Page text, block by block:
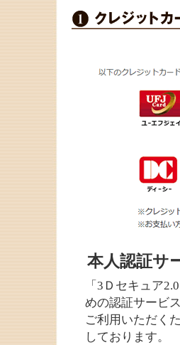
本人認証サ
「3Ｄセキュア
めの認証サービ
ご利用いただく
しております。